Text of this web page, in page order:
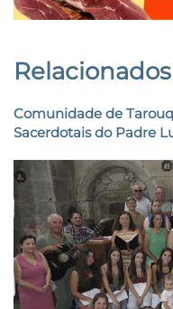
Relacionados
Comunidade de
Sacerdotais do Padre